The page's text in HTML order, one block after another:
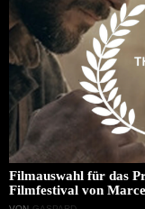
Filmauswahl für das
Filmfestival von